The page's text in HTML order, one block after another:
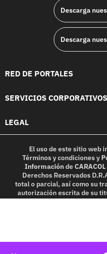
Descarga
Descarga
RED DE PORTALES
SERVICIOS CORPORATIVOS
LEGAL
El uso de este sitio web
Términos y condicionesy
Informaciónde
Derechos Reservados
total o parcial, así como su
autorización escrita de su
in part, or translation